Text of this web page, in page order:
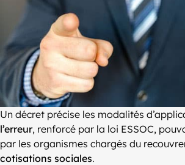
Un décret précise les modalités
l’erreur, renforcé par la loi ESSOC,
par les organismes chargés du
cotisations sociales.